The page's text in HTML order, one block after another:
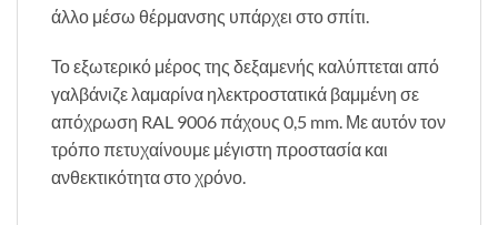
άλλο μέσω θέρμανσης υπάρχει στο σπίτι.
Το εξωτερικό μέρος της δεξαμενής καλύπτεται από
γαλβάνιζε λαμαρίνα ηλεκτροστατικά βαμμένη σε
απόχρωση RAL 9006 πάχους 0,5 mm. Με αυτόν τον
τρόπο πετυχαίνουμε μέγιστη προστασία και
ανθεκτικότητα στο χρόνο.